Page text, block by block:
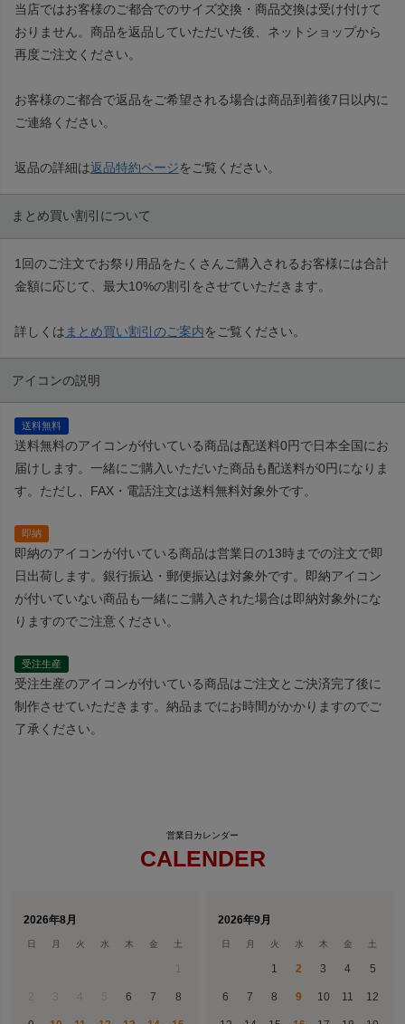
当店ではお客様のご都合でのサイズ交換・商品交換は受け付けて
おりません。商品を返品していただいた後、ネットショップから
再度ご注文ください。
お客様のご都合で返品をご希望される場合は商品到着後7日以内に
ご連絡ください。
返品の詳細は返品特約ページをご覧ください。
まとめ買い割引について
1回のご注文でお祭り用品をたくさんご購入されるお客様には合計
金額に応じて、最大10%の割引をさせていただきます。
詳しくは まとめ買い割引のご案内をご覧ください。
アイコンの説明
送料無料
送料無料のアイコンが付いている商品は配送料0円で日本全国にお
届けします。一緒にご購入いただいた商品も配送料が0円になりま
す。ただし、FAX・電話注文は送料無料対象外です。
即納
即納のアイコンが付いている商品は営業日の13時までの注文で即
日出荷します。銀行振込・郵便振込は対象外です。即納アイコン
が付いていない商品も一緒にご購入された場合は即納対象外にな
りますのでご注意ください。
受注生産
受注生産のアイコンが付いている商品はご注文とご決済完了後に
制作させていただきます。納品までにお時間がかかりますのでご
了承ください。
CALENDER
2026年8月
日 月 火 水 木 金 土
6 7 8
2026年9月
日 月 火 水 木 金 土
1 2 3 4 5
6 7 8 9 10 11 12